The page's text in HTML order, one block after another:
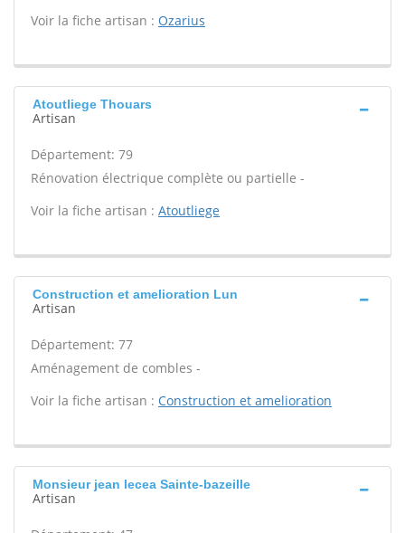
Voir la fiche artisan : Ozarius
Atoutliege Thouars
Artisan
Département: 79
Rénovation électrique complète ou partielle -
Voir la fiche artisan : Atoutliege
Construction et amelioration Lun
Artisan
Département: 77
Aménagement de combles -
Voir la fiche artisan : Construction et amelioration
Monsieur jean lecea Sainte-bazeille
Artisan